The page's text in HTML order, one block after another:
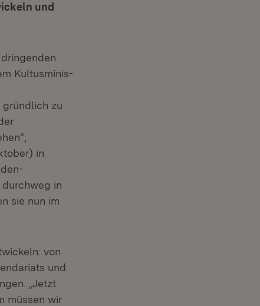
und
Kultus­minis­
gründlich zu
in
in
sie nun im
von
und
„Jetzt
müssen wir